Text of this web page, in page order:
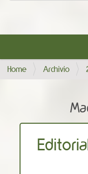
Home Archivio